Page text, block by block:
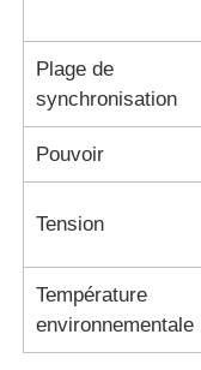
Plage de
synchronisation
Pouvoir
Tension
Température
environnementale